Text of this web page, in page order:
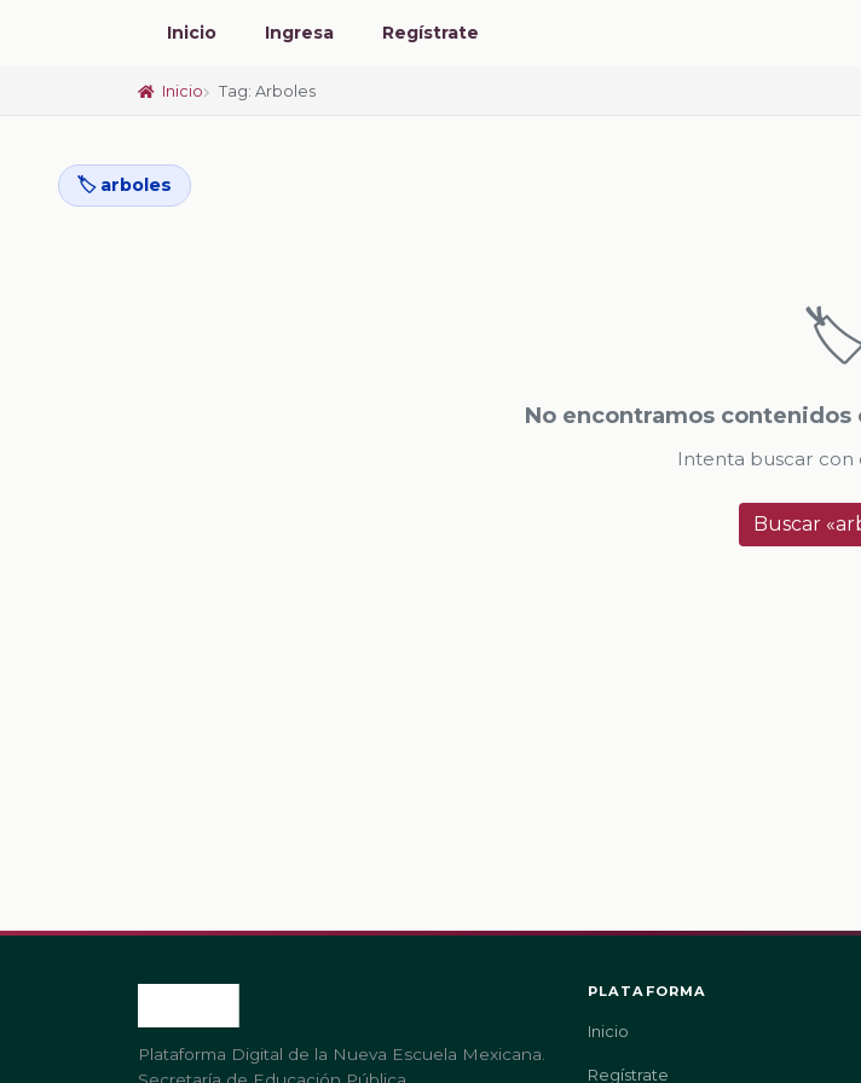
Inicio Ingresa Regístrate
Inicio Tag: Arboles
🏷️ arboles
No encontramos contenidos
Intenta buscar con
Buscar
Plataforma Digital de la Nueva Escuela Mexicana.
PLATAFORMA
Inicio
Regístrate